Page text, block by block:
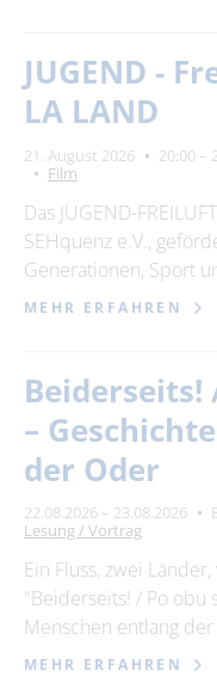
JUGEND -
LA LAND
21. August 2026 20:00 –
Film
Das JUGEND-
SEHquenz e.V.,
Generationen, Sport
MEHR ERFAHREN
Beiderseits!
–
der Oder
22.08.2026 – 23.08.2026
Lesung / Vortrag
Ein Fluss, zwei
"Beiderseits! / Po obu
Menschen entlang
MEHR ERFAHREN